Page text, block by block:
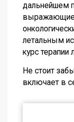
дальнейшем
летальным
курс
Не стоит
включает в